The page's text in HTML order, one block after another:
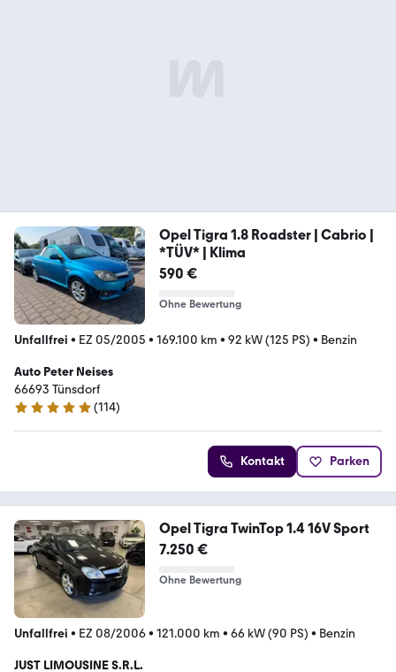
Opel Tigra 1.8 Roadster | Cabrio |
*TÜV* | Klima
590 €
Ohne Bewertung
Unfallfrei • EZ 05/2005 • 169.100 km • 92 kW (125 PS) • Benzin
Auto Peter Neises
66693 Tünsdorf
4.8 Sterne
(114)
Kontakt Parken
Opel Tigra TwinTop 1.4 16V Sport
7.250 €
Ohne Bewertung
Unfallfrei • EZ 08/2006• 121.000 km • 66 kW (90 PS) • Benzin
JUST LIMOUSINE S.R.L.